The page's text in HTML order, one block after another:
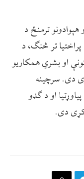
ترمنځ د
تر څنګ، د
او بشري همکاریو
دی. سرچینه
او د ګډو
کړی دی.